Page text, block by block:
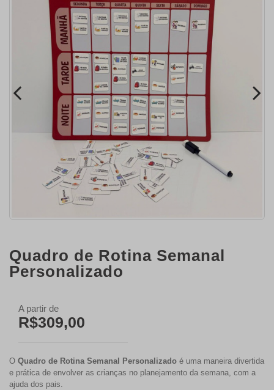
Quadro de Rotina Semanal
Personalizado
A partir de
R$309,00
O Quadro de Rotina Semanal Personalizado é uma maneira divertida
e prática de envolver as crianças no planejamento da semana, com a
ajuda dos pais.